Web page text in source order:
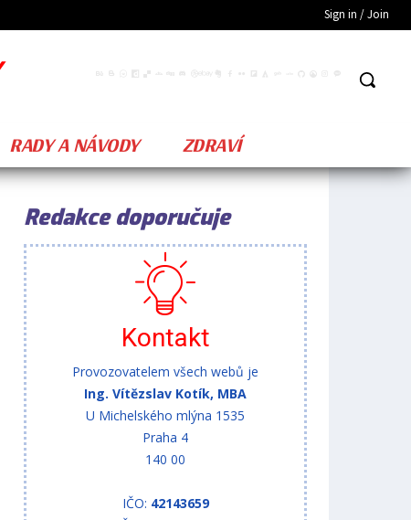
Sign in / Join
RADY A NÁVODY ZDRAVÍ
Redakce doporučuje
Kontakt
Provozovatelem všech webů je
Ing. Vítězslav Kotík, MBA
U Michelského mlýna 1535
Praha 4
140 00
IČO: 42143659